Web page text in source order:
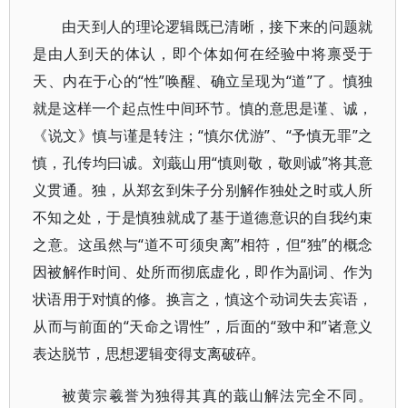
由天到人的理论逻辑既已清晰，接下来的问题就
是由人到天的体认，即个体如何在经验中将禀受于
天、内在于心的“性”唤醒、确立呈现为“道”了。慎独
就是这样一个起点性中间环节。慎的意思是谨、诚，
《说文》慎与谨是转注；“慎尔优游”、“予慎无罪”之
慎，孔传均曰诚。刘蕺山用“慎则敬，敬则诚”将其意
义贯通。独，从郑玄到朱子分别解作独处之时或人所
不知之处，于是慎独就成了基于道德意识的自我约束
之意。这虽然与“道不可须臾离”相符，但“独”的概念
因被解作时间、处所而彻底虚化，即作为副词、作为
状语用于对慎的修。换言之，慎这个动词失去宾语，
从而与前面的“天命之谓性”，后面的“致中和”诸意义
表达脱节，思想逻辑变得支离破碎。
被黄宗羲誉为独得其真的蕺山解法完全不同。